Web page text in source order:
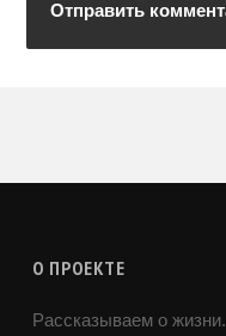
О ПРОЕКТЕ
Рассказываем о жизни.